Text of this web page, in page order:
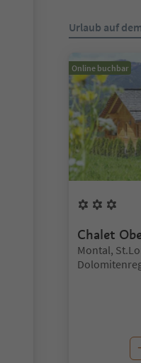
Urlaub auf
Online buchbar
Chalet
Standort:
Montal,